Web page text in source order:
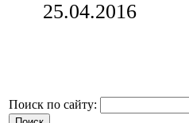
25.04.2016
Поиск по сайту: